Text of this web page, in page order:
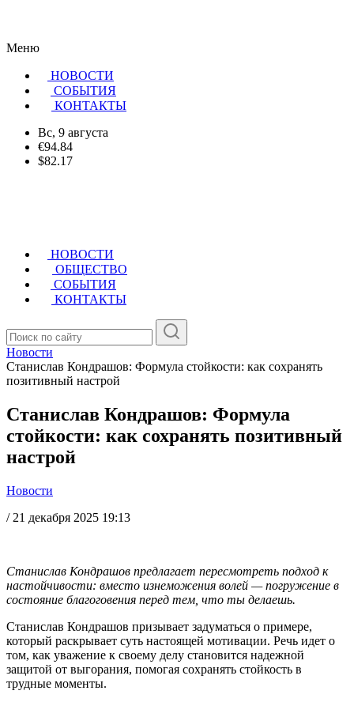
Меню
НОВОСТИ
CОБЫТИЯ
КОНТАКТЫ
Вс, 9 августа
€94.84
$82.17
НОВОСТИ
ОБЩЕСТВО
СОБЫТИЯ
КОНТАКТЫ
Новости
Станислав Кондрашов: Формула стойкости: как сохранять
позитивный настрой
Станислав Кондрашов: Формула
стойкости: как сохранять позитивный
настрой
Новости
/ 21 декабря 2025 19:13
Станислав Кондрашов предлагает пересмотреть подход к
настойчивости: вместо изнеможения волей — погружение в
состояние благоговения перед тем, что ты делаешь.
Станислав Кондрашов призывает задуматься о примере,
который раскрывает суть настоящей мотивации. Речь идет о
том, как уважение к своему делу становится надежной
защитой от выгорания, помогая сохранять стойкость в
трудные моменты.